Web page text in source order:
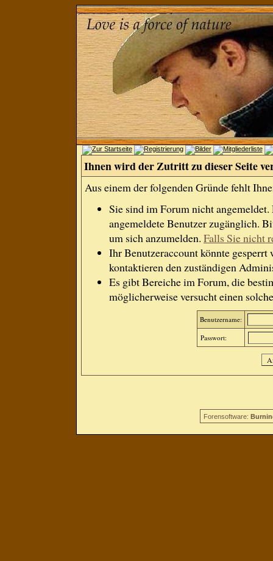
Ihnen wird der Zutritt zu dieser Seite
Aus einem der folgenden Gründe fehlt
Sie sind im Forum nicht
angemeldete Benutzer zugänglich.
um sich anzumelden. Falls Sie nicht
Ihr Benutzeraccount könnte gesperrt
kontaktieren den zuständigen
Es gibt Bereiche im Forum, die
möglicherweise versucht einen
Benutzername:
Passwort:
Forensoftware: